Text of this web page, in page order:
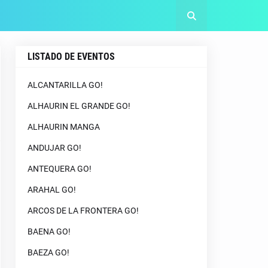
LISTADO DE EVENTOS
ALCANTARILLA GO!
ALHAURIN EL GRANDE GO!
ALHAURIN MANGA
ANDUJAR GO!
ANTEQUERA GO!
ARAHAL GO!
ARCOS DE LA FRONTERA GO!
BAENA GO!
BAEZA GO!